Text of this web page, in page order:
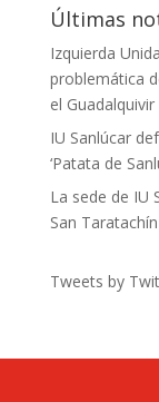
Últimas
Izquierda
problemática
el Guadalquivir
IU Sanlúcar
‘Patata de
La sede de IU
San Taratachín
Tweets by